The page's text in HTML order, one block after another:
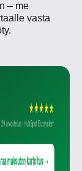
– me
vasta